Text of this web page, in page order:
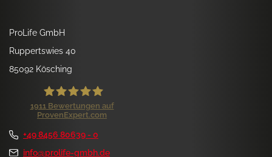
ProLife GmbH
Ruppertswies 40
85092 Kösching
1911 Bewertungen auf
ProvenExpert.com
+49 8456 80639 - 0
info@prolife-gmbh.de